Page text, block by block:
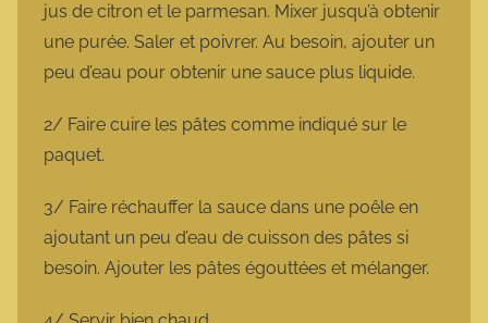
jus de citron et le parmesan. Mixer jusqu’à obtenir
une purée. Saler et poivrer. Au besoin, ajouter un
peu d’eau pour obtenir une sauce plus liquide.
2/ Faire cuire les pâtes comme indiqué sur le
paquet.
3/ Faire réchauffer la sauce dans une poêle en
ajoutant un peu d’eau de cuisson des pâtes si
besoin. Ajouter les pâtes égouttées et mélanger.